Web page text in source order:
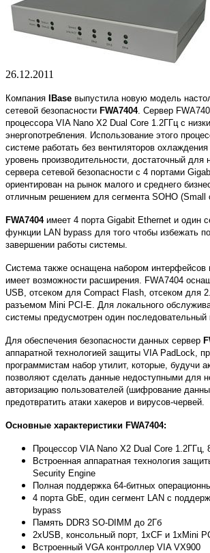
26.12.2011
Компания IBase выпустила новую модель
сетевой безопасности FWA7404. Сервер
процессора VIA Nano X2 Dual Core 1.2ГГц с
энергопотребления. Использование этого
системе работать без вентиляторов
уровень производительности, достаточный для
сервера сетевой безопасности с 4 портами
ориентирован на рынок малого и среднего
отличным решением для сегмента SOHO (Small
FWA7404имеет 4 порта Gigabit Ethernet и один
функции LAN bypass для того чтобы избежать
завершении работы системы.
Система также оснащена набором интерфейсов
имеет возможности расширения. FWA7404
USB, отсеком для Compact Flash, отсеком для
разъемом Mini PCI-E. Для локального
системы предусмотрен один последовательный
Для обеспечения безопасности данных сервер
аппаратной технологией защиты VIA PadLock,
программистам набор утилит, которые, будучи
позволяют сделать данные недоступными для
авторизацию пользователей (шифрование
предотвратить атаки хакеров и вирусов-червей.
Основные характеристики FWA7404:
Процессор VIA Nano X2 Dual Core 1.2ГГц,
Встроенная аппаратная технология
Security Engine
Полная поддержка 64-битных
4 порта GbE, один сегмент LAN с
bypass
Память DDR3 SO-DIMM до 2Гб
2xUSB, консольный порт, 1xCF и 1xMini
Встроенный VGA контроллер VIA VX900